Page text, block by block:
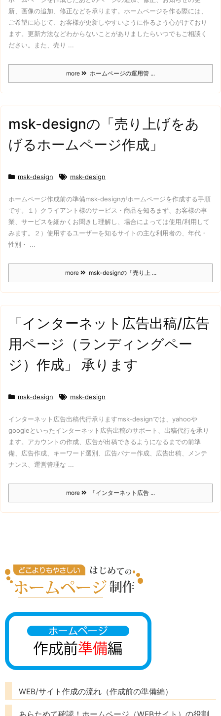
新、画像の追加、修正などを承ります。 ホームページを作る際には、
ご希望に応じて、お客様が更新しやすいように作るよう心がけており
ます。 更新方法などわからないことがありましたらいつでもご相談く
ださい。
また、売り ...
more ホームページの運用管 ...
msk-designの「売り上げをあ
げるホームページ作成」
msk-design msk-design
ホームページ作成前の準備msk-designがホームページを作成する手順
です。
１）クライアント様のサービス・商品を知る まず、お客様の事
業、サービスを細かくお聞きし理解し、場合によっては使用/利用して
みます。
２）使用するユーザーを知るサイトの主な利用者の、年代・
性別・ ...
more msk-designの「売り上 ...
「インターネット広告出稿/広告
用ページ（ランディングペー
ジ）作成」 承ります
msk-design msk-design
インターネット広告出稿代行承りますmsk-designでは、yahooや
googleといったインターネット広告出稿のサポート、出稿代行を承り
ます。 アカウントの作成、広告が出稿できるようになるまでの前準
備、広告作成、キーワード選別、広告バナー作成、広告出稿、メンテ
ナンス、運営管理な ...
more 「インターネット広告 ...
WEB/サイト作成の流れ（作成前の準備編）